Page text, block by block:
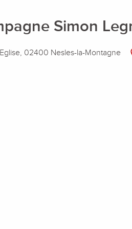
Simon
02400 Nesles-la-Montagne